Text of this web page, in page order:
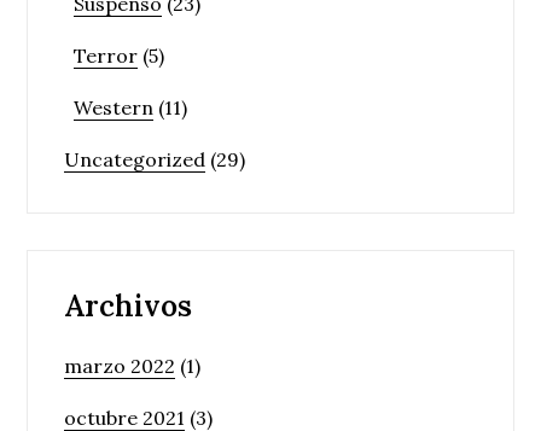
Terror (5)
Western (11)
Uncategorized (29)
Archivos
marzo 2022 (1)
octubre 2021 (3)